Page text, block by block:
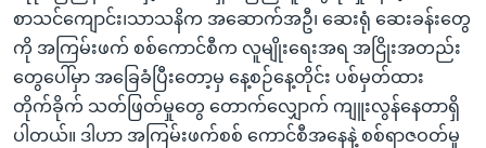
စာသင်ကျောင်း၊သာသနိက အဆောက်အဦ၊ ဆေးရုံ ဆေးခန်းတွေ
ကို အကြမ်းဖက် စစ်ကောင်စီက လူမျိုးရေးအရ အငြိုးအတည်း
တွေပေါ်မှာ အခြေခံပြီးတော့မှ နေ့စဉ်နေ့တိုင်း ပစ်မှတ်ထား
တိုက်ခိုက် သတ်ဖြတ်မှုတွေ တောက်လျှောက် ကျူးလွန်နေတာရှိ
ပါတယ်။ ဒါဟာ အကြမ်းဖက်စစ် ကောင်စီအနေနဲ့ စစ်ရာဇဝတ်မှု